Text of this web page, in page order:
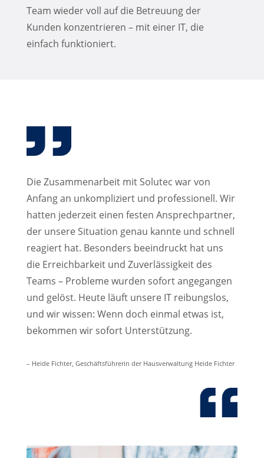
Team wieder voll auf die Betreuung der
Kunden konzentrieren – mit einer IT, die
einfach funktioniert.
Die Zusammenarbeit mit Solutec war von
Anfang an unkompliziert und professionell. Wir
hatten jederzeit einen festen Ansprechpartner,
der unsere Situation genau kannte und schnell
reagiert hat. Besonders beeindruckt hat uns
die Erreichbarkeit und Zuverlässigkeit des
Teams – Probleme wurden sofort angegangen
und gelöst. Heute läuft unsere IT reibungslos,
und wir wissen: Wenn doch einmal etwas ist,
bekommen wir sofort Unterstützung.
– Heide Fichter, Geschäftsführerin der Hausverwaltung Heide Fichter